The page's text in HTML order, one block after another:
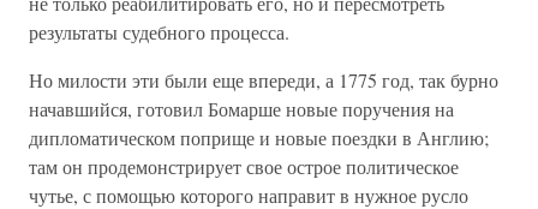
результаты судебного процесса.
Но милости эти были еще впереди, а 1775 год, так бурно
начавшийся, готовил Бомарше новые поручения на
дипломатическом поприще и новые поездки в Англию;
там он продемонстрирует свое острое политическое
чутье, с помощью которого направит в нужное русло